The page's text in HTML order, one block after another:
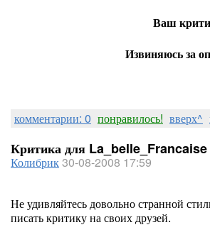
Ваш
Извиняюсь за
комментарии: 0 понравилось! вверх^
Критика для La_belle_Francaise
Колибрик30-08-2008 17:59
Не удивляйтесь довольно странной
писать критику на своих друзей.